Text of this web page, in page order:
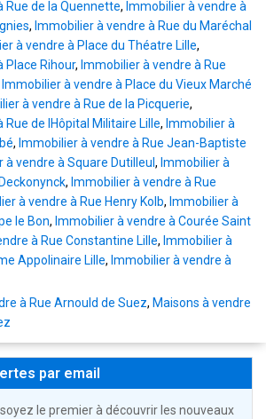
Rue de la Quennette, Immobilier à vendre à
, Immobilier à vendre à Rue du Maréchal
à vendre à Place du Théatre Lille,
Place Rihour, Immobilier à vendre à Rue
Immobilier à vendre à Place du Vieux Marché
à vendre à Rue de la Picquerie,
Rue de lHôpital Militaire Lille, Immobilier à
, Immobilier à vendre à Rue Jean-Baptiste
à vendre à Square Dutilleul , Immobilier à
, Immobilier à vendre à Rue
à vendre à Rue Henry Kolb, Immobilier à
le Bon, Immobilier à vendre à Courée Saint
à Rue Constantine Lille, Immobilier à
Appolinaire Lille, Immobilier à vendre à
à Rue Arnould de Suez, Maisons à vendre
par email
le premier à découvrir les nouveaux